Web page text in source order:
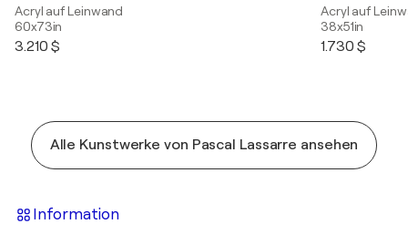
Acryl auf Leinwand
60x73in
3.210 $
Acryl auf
38x51in
1.730 $
Alle Kunstwerke von Pascal Lassarre ansehen
Information